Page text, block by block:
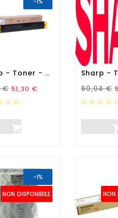
Sharp - Toner - Giallo -...
Standard
€ Prezzo
51,30 €

Prezzo
60,04 €
NON DISPONIBILE
-1%
NON